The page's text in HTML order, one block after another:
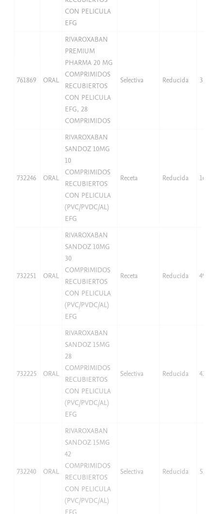
CON PELICULA
EFG
761869 ORAL
RIVAROXABAN
PREMIUM
PHARMA 20 MG
COMPRIMIDOS
RECUBIERTOS
CON PELICULA
EFG, 28
COMPRIMIDOS
Selectiva Reducida 38,25
732246 ORAL
RIVAROXABAN
SANDOZ 10MG
10
COMPRIMIDOS
RECUBIERTOS
CON PELICULA
(PVC/PVDC/AL)
EFG
Receta Reducida 16,66
732251 ORAL
RIVAROXABAN
SANDOZ 10MG
30
COMPRIMIDOS
RECUBIERTOS
CON PELICULA
(PVC/PVDC/AL)
EFG
Receta Reducida 49,97
732225 ORAL
RIVAROXABAN
SANDOZ 15MG
28
COMPRIMIDOS
RECUBIERTOS
CON PELICULA
(PVC/PVDC/AL)
EFG
Selectiva Reducida 42,07
732240 ORAL
RIVAROXABAN
SANDOZ 15MG
42
COMPRIMIDOS
RECUBIERTOS
CON PELICULA
(PVC/PVDC/AL)
Selectiva Reducida 52,59